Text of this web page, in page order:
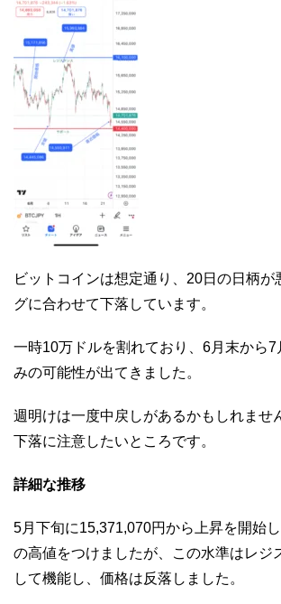
ビットコインは想定通り、20日の日柄が
グに合わせて下落しています。
一時10万ドルを割れており、6月末から7
みの可能性が出てきました。
週明けは一度中戻しがあるかもしれませ
下落に注意したいところです。
詳細な推移
5月下旬に15,371,070円から上昇を開始
の高値をつけましたが、この水準はレジ
して機能し、価格は反落しました。